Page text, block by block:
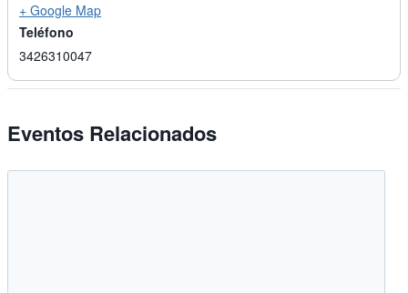
+ Google Map
Teléfono
3426310047
Eventos Relacionados